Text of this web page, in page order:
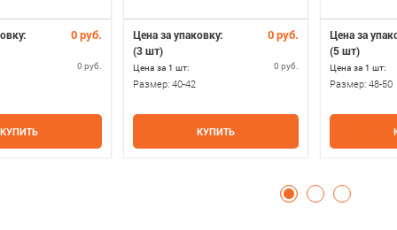
0 руб.
0 руб.
КУПИТЬ
Цена за упаковку: 0 руб.
(3 шт)
Цена за 1 шт: 0 руб.
Размер: 40-42
КУПИТЬ
Цена за
(5 шт)
Цена за 1 шт:
Размер: 48-50